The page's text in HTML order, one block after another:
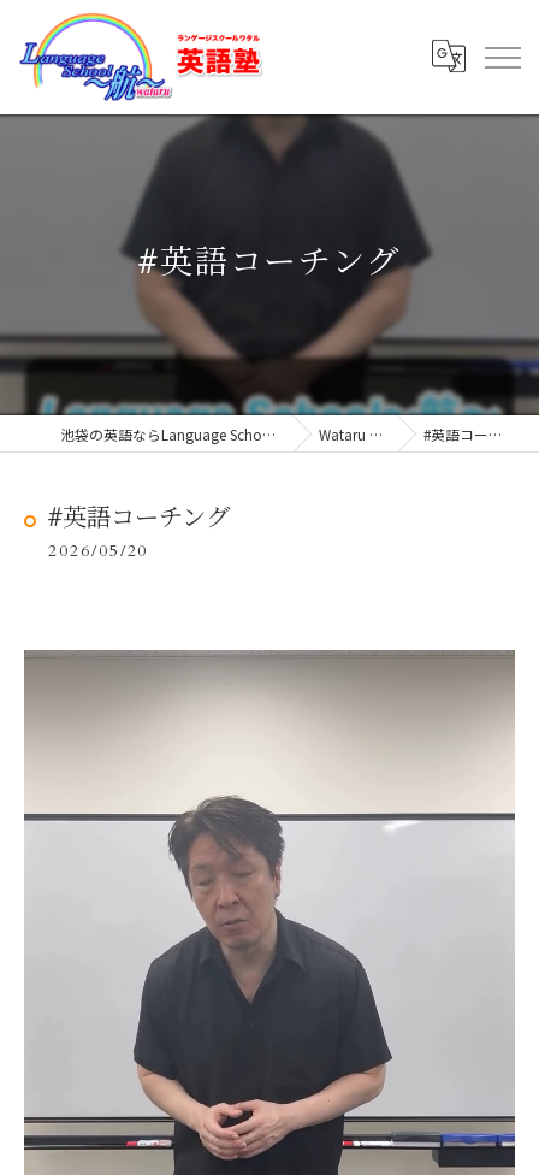
#英語コーチング
池袋の英語ならLanguage School ～航～ Wataru Blog #英語コーチング
#英語コーチング
2026/05/20